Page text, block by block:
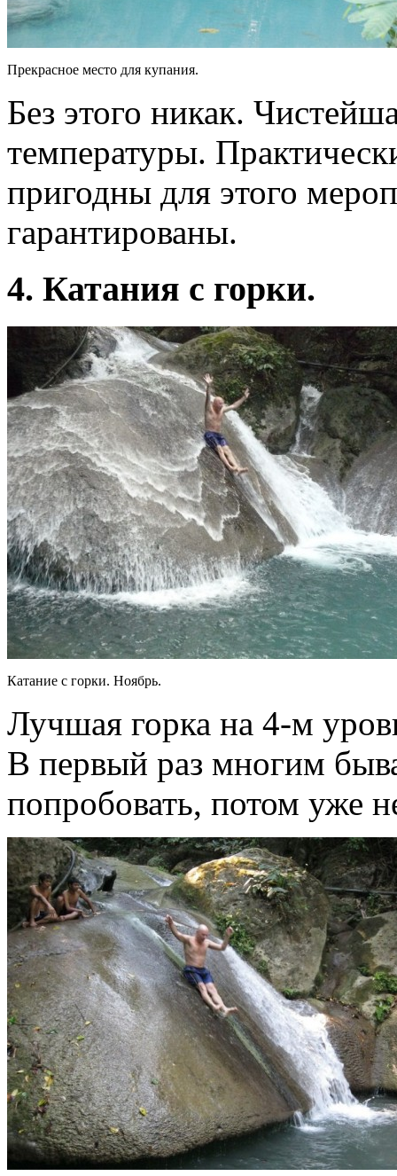
Прекрасное место для купания.
Без этого никак.
температуры.
пригодны для этого
гарантированы.
4. Катания с горки.
Катание с горки. Ноябрь.
Лучшая горка на 4-м
В первый раз многим
попробовать, потом уже